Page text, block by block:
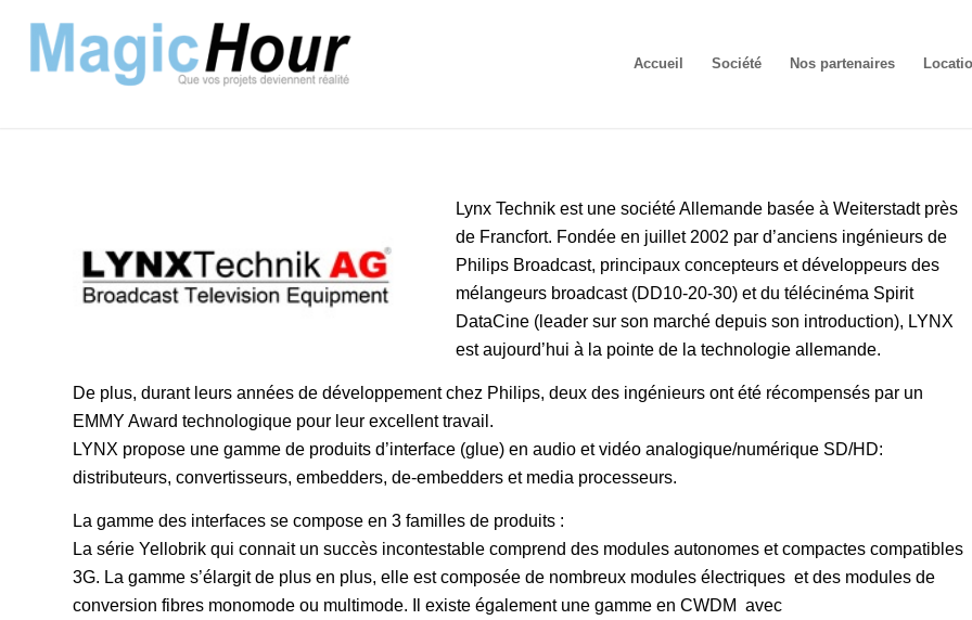
Accueil Société Nos partenaires
Lynx Technik est une société Allemande basée à Weiterstadt près
de Francfort. Fondée en juillet 2002 par d’anciens ingénieurs de
Philips Broadcast, principaux concepteurs et développeurs des
mélangeurs broadcast (DD10-20-30) et du télécinéma Spirit
DataCine (leader sur son marché depuis son introduction), LYNX
est aujourd’hui à la pointe de la technologie allemande.
De plus, durant leurs années de développement chez Philips, deux des ingénieurs ont été récompensés par un
EMMY Award technologique pour leur excellent travail.
LYNX propose une gamme de produits d’interface (glue) en audio et vidéo analogique/numérique SD/HD:
distributeurs, convertisseurs, embedders, de-embedders et media processeurs.
La gamme des interfaces se compose en 3 familles de produits :
La série Yellobrik qui connait un succès incontestable comprend des modules autonomes et compactes compatibles
3G. La gamme s’élargit de plus en plus, elle est composée de nombreux modules électriques et des modules de
conversion fibres monomode ou multimode. Il existe également une gamme en CWDM avec